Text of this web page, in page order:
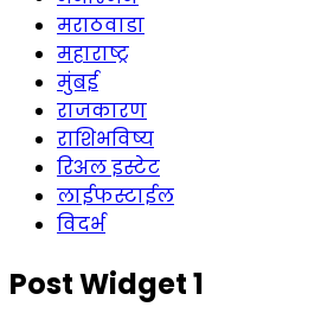
मराठवाडा
महाराष्ट्र
मुंबई
राजकारण
राशिभविष्य
रिअल इस्टेट
लाईफस्टाईल
विदर्भ
Post Widget 1